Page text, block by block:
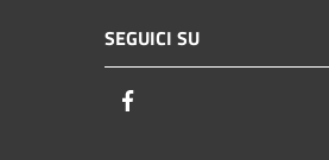
SEGUICI SU